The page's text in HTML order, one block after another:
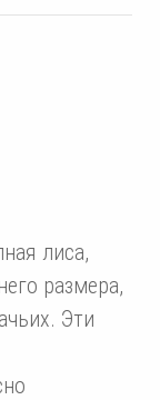
лиса,
размера,
Эти